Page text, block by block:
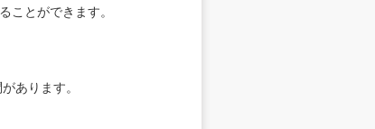
ことができます。
あります。